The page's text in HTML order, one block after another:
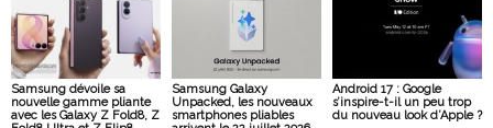
Samsung dévoile sa
nouvelle gamme pliante
avec les Galaxy Z Fold8, Z
Samsung Galaxy
Unpacked, les nouveaux
smartphones pliables
Android 17 : Google
s’inspire-t-il un peu trop
du nouveau look d’Apple ?